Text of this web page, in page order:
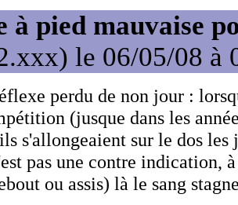
à pied mauvaise
le 06/05/08 à
perdu de non jour :
(jusque dans les
s'allongeaient sur le dos les
pas une contre indication,
ou assis) là le sang